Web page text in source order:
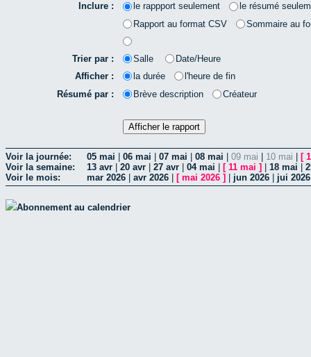
Inclure :
le rappport seulement
le résumé
Rapport au format CSV
Sommaire au
Trier par : Salle
Date/Heure
Afficher :
la durée
l'heure de fin
Résumé par :
Brève description Créateur
Voir la journée: 05 mai 06 mai 07 mai 08 mai 09 mai 10 mai [
Voir la semaine:
13 avr 20 avr 27 avr 04 mai [ 11 mai ] 18 mai
Voir le mois:
mar 2026 avr 2026 [ mai 2026 ] jun 2026 jui 2026
Abonnement au calendrier